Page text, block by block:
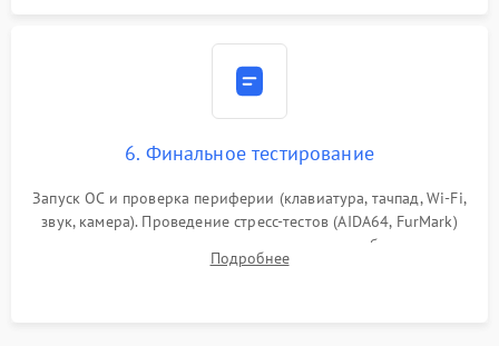
6. Финальное тестирование
Запуск ОС и проверка периферии (клавиатура, тачпад, Wi-Fi,
звук, камера). Проведение стресс-тестов (AIDA64, FurMark)
для контроля температурного режима и стабильности
системы под пиковой нагрузкой.
Подробнее